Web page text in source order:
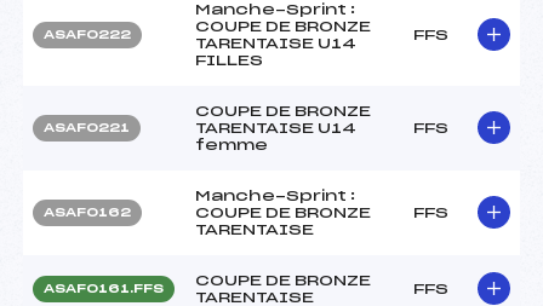
ASAF0222
Manche-Sprint :
COUPE DE BRONZE
TARENTAISE U14
FILLES
FFS
ASAF0221
COUPE DE BRONZE
TARENTAISE U14
femme
FFS
ASAF0162
Manche-Sprint :
COUPE DE BRONZE
TARENTAISE
FFS
ASAF0161.FFS
COUPE DE BRONZE
TARENTAISE
FFS